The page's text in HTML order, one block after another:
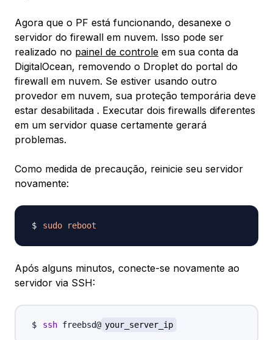
Agora que o PF está funcionando, desanexe o
servidor do firewall em nuvem. Isso pode ser
realizado no painel de controle em sua conta da
DigitalOcean, removendo o Droplet do portal do
firewall em nuvem. Se estiver usando outro
provedor em nuvem, sua proteção temporária deve
estar desabilitada . Executar dois firewalls diferentes
em um servidor quase certamente gerará
problemas.
Como medida de precaução, reinicie seu servidor
novamente:
sudo reboot
Após alguns minutos, conecte-se novamente ao
servidor via SSH:
ssh freebsd@ your_server_ip